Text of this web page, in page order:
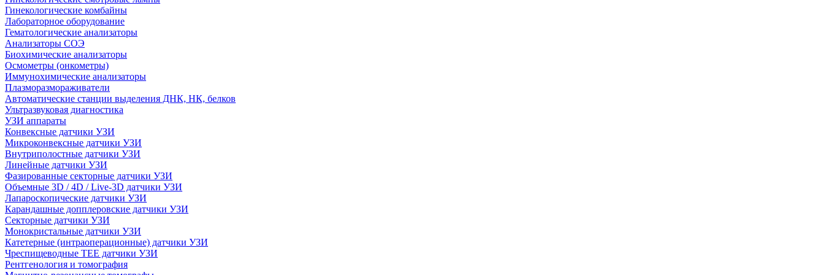
Гинекологические комбайны
Лабораторное оборудование
Гематологические анализаторы
Анализаторы СОЭ
Биохимические анализаторы
Осмометры (онкометры)
Иммунохимические анализаторы
Плазморазмораживатели
Автоматические станции выделения ДНК, НК, белков
Ультразвуковая диагностика
УЗИ аппараты
Конвексные датчики УЗИ
Микроконвексные датчики УЗИ
Внутриполостные датчики УЗИ
Линейные датчики УЗИ
Фазированные секторные датчики УЗИ
Объемные 3D / 4D / Live-3D датчики УЗИ
Лапароскопические датчики УЗИ
Карандашные допплеровские датчики УЗИ
Секторные датчики УЗИ
Монокристальные датчики УЗИ
Катетерные (интраоперационные) датчики УЗИ
Чреспищеводные TEE датчики УЗИ
Рентгенология и томография